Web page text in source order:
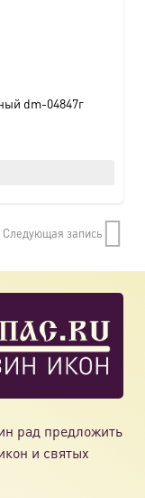
dm-04847г
можно
Следующая запись
рад предложить
и святых